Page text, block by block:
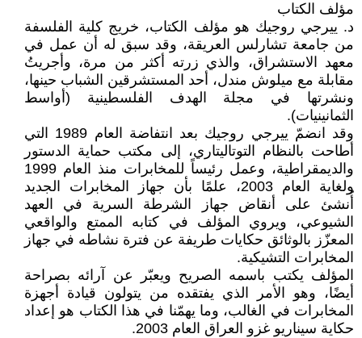
مؤلف الكتاب
د. ييرجي روجيك هو مؤلف الكتاب، خريج كلية الفلسفة
من جامعة تشارلس العريقة، وقد سبق له أن عمل في
معهد الاستشراق، والذي زرته أكثر من مرة، وأجريتُ
مقابلة مع ميلوش مندل، أحد المستشرقين الشباب حينها،
ونشرتها في مجلة الهدف الفلسطينية (أواسط
الثمانينيات).
وقد انضمّ ييرجي روجيك بعد انتفاضة العام 1989 التي
أطاحت بالنظام التوتاليتاري، إلى مكتب حماية الدستور
والديمقراطية، وعمل رئيساً للمخابرات منذ العام 1999
ولغاية العام 2003، علمًا بأن جهاز المخابرات الجديد
أُنشئ على أنقاض جهاز الشرطة السرية في العهد
الشيوعي، ويروي المؤلف في كتابه الممتع والواقعي
المعزّز بالوثائق حكايات طريفة عن فترة نشاطه في جهاز
المخابرات التشيكية.
المؤلف يكتب باسمه الصريح ويعبّر عن آرائه بصراحة
أيضًا، وهو الأمر الذي يفتقده من يتولون قيادة أجهزة
المخابرات في الغالب، وما يهمّنا في هذا الكتاب هو إعداد
حكاية سيناريو غزو العراق العام 2003.